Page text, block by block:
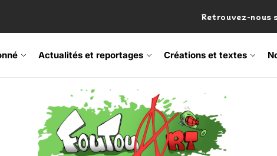
Retrouvez-nous
Actualités et reportages Créations et textes
Frisson Fripon – vernissage 21 mai (Lyon)
Festival – Samedi 18 juillet (Vaulx-en-Velin)